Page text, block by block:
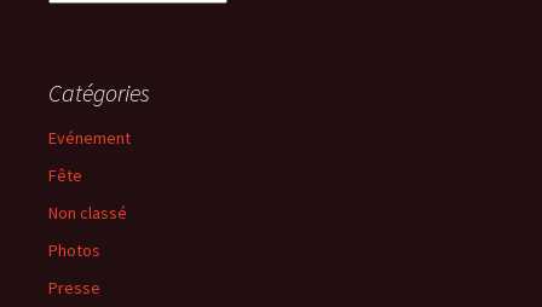
Catégories
Evénement
Fête
Non classé
Photos
Presse